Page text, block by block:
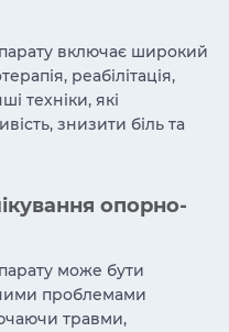
включає широкий
реабілітація,
техніки, які
знизити біль та
опорно-
може бути
проблемами
травми,